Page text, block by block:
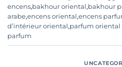
encens,bakhour oriental ,bakhour
arabe,encens oriental ,encens
d’intérieur oriental ,parfum oriental
parfum